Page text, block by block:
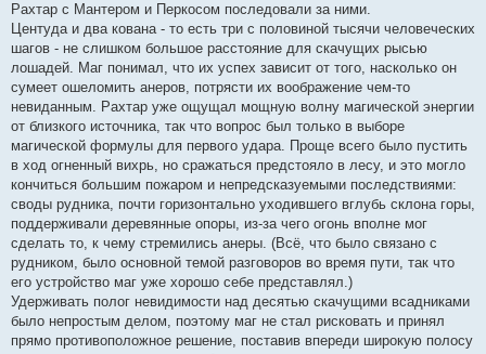
Рахтар с Мантером и Перкосом последовали за ними.
Центуда и два кована - то есть три с половиной тысячи человеческих
шагов - не слишком большое расстояние для скачущих рысью
лошадей. Маг понимал, что их успех зависит от того, насколько он
сумеет ошеломить анеров, потрясти их воображение чем-то
невиданным. Рахтар уже ощущал мощную волну магической энергии
от близкого источника, так что вопрос был только в выборе
магической формулы для первого удара. Проще всего было пустить
в ход огненный вихрь, но сражаться предстояло в лесу, и это могло
кончиться большим пожаром и непредсказуемыми последствиями:
своды рудника, почти горизонтально уходившего вглубь склона горы,
поддерживали деревянные опоры, из-за чего огонь вполне мог
сделать то, к чему стремились анеры. (Всё, что было связано с
рудником, было основной темой разговоров во время пути, так что
его устройство маг уже хорошо себе представлял.)
Удерживать полог невидимости над десятью скачущими всадниками
было непростым делом, поэтому маг не стал рисковать и принял
прямо противоположное решение, поставив впереди широкую полосу